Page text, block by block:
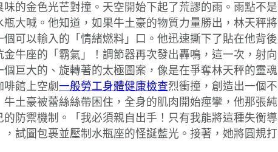
的金色光芒對撞。天空開始下起了荒謬的雨。雨點不
大喊。他知道，如果牛土豪的物質力量勝出，林天秤
可以輸入的「情緒燃料」口。他迅速撕下了貼在他背
牛座的「霸氣」！調節器再次發出轟鳴，這一次，射
巨大的、旋轉著的太極圖案，像是在爭奪林天秤的靈
館上空劇一般勞工身體健康檢查烈衝撞，創造出一個
土豪被蕾絲絲帶困住，全身的肌肉開始痙攣，他那張
防禦機制。「我必須親自出手！只有我能將這種失衡
試圖包裹並壓制水瓶座的怪誕藍光。接著，她將圓規